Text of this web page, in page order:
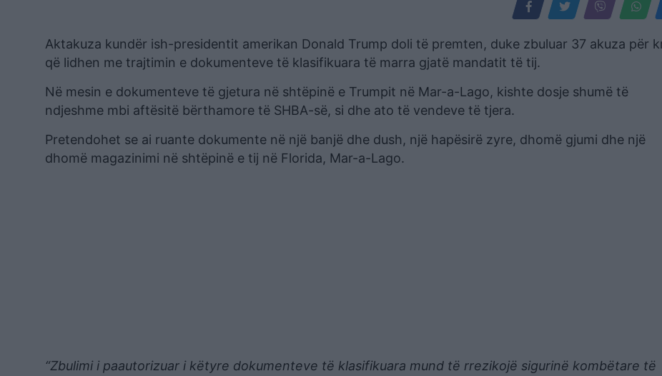
Aktakuza kundër ish-presidentit amerikan Donald Trump doli të premten, duke zbuluar 37 akuza për
që lidhen me trajtimin e dokumenteve të klasifikuara të marra gjatë mandatit të tij.
Në mesin e dokumenteve të gjetura në shtëpinë e Trumpit në Mar-a-Lago, kishte dosje shumë të
ndjeshme mbi aftësitë bërthamore të SHBA-së, si dhe ato të vendeve të tjera.
Pretendohet se ai ruante dokumente në një banjë dhe dush, një hapësirë zyre, dhomë gjumi dhe një
dhomë magazinimi në shtëpinë e tij në Florida, Mar-a-Lago.
“Zbulimi i paautorizuar i këtyre dokumenteve të klasifikuara mund të rrezikojë sigurinë kombëtare të